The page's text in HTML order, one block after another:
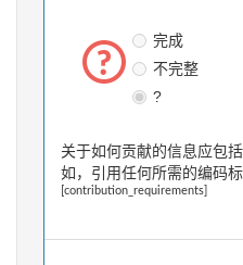
完成
不完整
?
关于如何贡献的信息应包
如，引用任何所需的编码
[contribution_requirements]